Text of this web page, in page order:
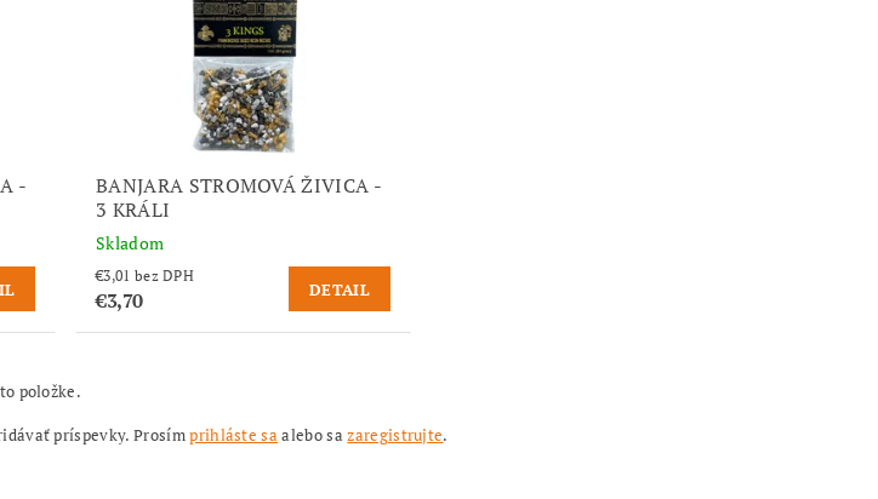
-
BANJARA STROMOVÁ ŽIVICA -
3 KRÁLI
Skladom
€3,01 bez DPH
€3,70 DETAIL
položke.
príspevky. Prosímprihláste saalebo sazaregistrujte.